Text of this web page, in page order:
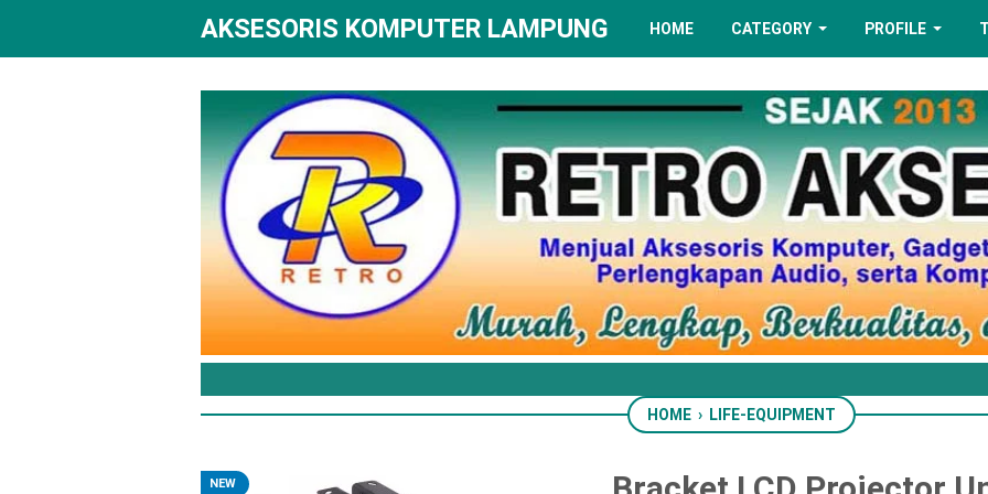
AKSESORIS KOMPUTER LAMPUNG HOME CATEGORY PROFILE
HOME › LIFE-EQUIPMENT
NEW